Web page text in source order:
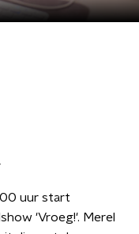
uur start
'Vroeg!'. Merel